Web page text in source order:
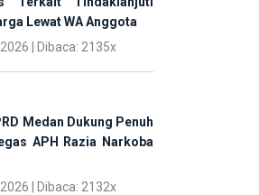
Lewat WA Anggota
| Dibaca: 2135x
Medan Dukung Penuh
APH Razia Narkoba
| Dibaca: 2132x